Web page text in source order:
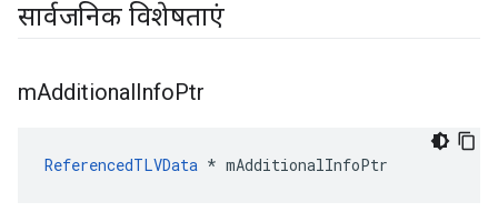
सार्वजनिक विशेषताएं
mAdditionalInfoPtr
ReferencedTLVData * mAdditionalInfoPtr